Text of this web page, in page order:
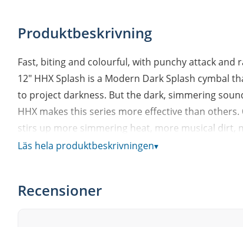
Produktbeskrivning
Fast, biting and colourful, with punchy attack and
12" HHX Splash is a Modern Dark Splash cymbal
to project darkness. But the dark, simmering
HHX makes this series more effective than
stirs up more simmering heat, more musical dirt,
projects it. It gets you heard. And felt. HHX "Tone
Penetrating projection and rapid decay
Läs hela produktbeskrivningen▾
Recensioner